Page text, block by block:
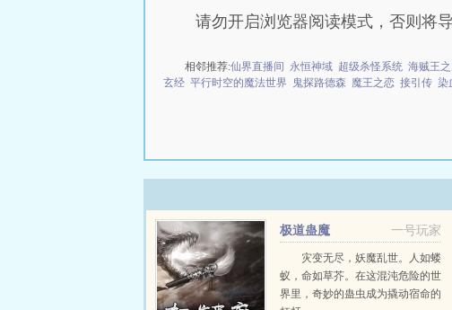
请勿开启浏览器阅读模式，否则将
相邻推荐:仙界直播间 永恒神域 超级杀怪系统 海贼王
玄经 平行时空的魔法世界 鬼探路德森 魔王之恋 接引传 染
一号玩家
极道蛊魔
灾变无尽，妖魔乱世。人如蝼
蚁，命如草芥。在这混沌危险的世
界里，奇妙的蛊虫成为撬动宿命的